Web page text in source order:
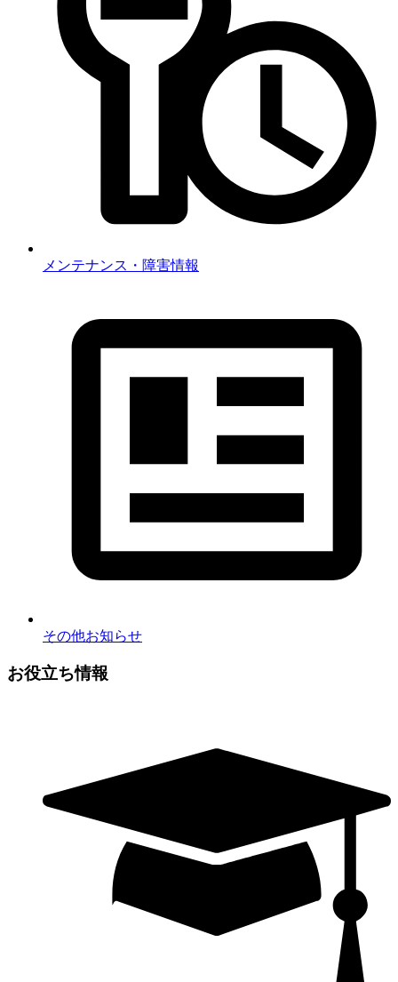
メンテナンス・障害情報
その他お知らせ
お役立ち情報